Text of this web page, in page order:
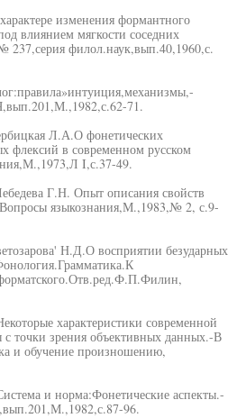
изменения формантного
влиянием мягкости соседних
филол.наук,вып.40,1960,с.
71.
Л.А.О фонетических
флексий в современном русском
I,с.37-49.
Г.Н. Опыт описания свойств
Вопросы языкознания,М.,1983,№ 2, с.9-
Н.Д.О восприятии безударных
характеристики современной
точки зрения объективных данных.-В
и обучение произношению,
и норма:Фонетические аспекты.-
96.